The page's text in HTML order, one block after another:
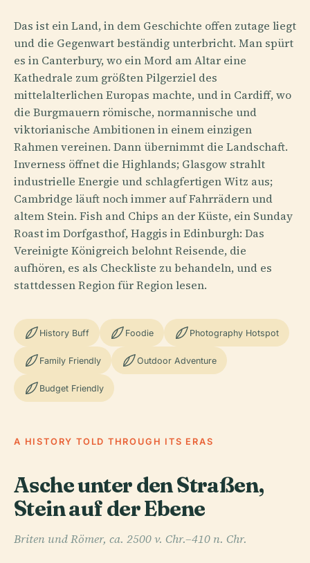
Das ist ein Land, in dem Geschichte offen zutage liegt
und die Gegenwart beständig unterbricht. Man spürt
es in Canterbury, wo ein Mord am Altar eine
Kathedrale zum größten Pilgerziel des
mittelalterlichen Europas machte, und in Cardiff, wo
die Burgmauern römische, normannische und
viktorianische Ambitionen in einem einzigen
Rahmen vereinen. Dann übernimmt die Landschaft.
Inverness öffnet die Highlands; Glasgow strahlt
industrielle Energie und schlagfertigen Witz aus;
Cambridge läuft noch immer auf Fahrrädern und
altem Stein. Fish and Chips an der Küste, ein Sunday
Roast im Dorfgasthof, Haggis in Edinburgh: Das
Vereinigte Königreich belohnt Reisende, die
aufhören, es als Checkliste zu behandeln, und es
stattdessen Region für Region lesen.
History Buff Foodie Photography Hotspot
Family Friendly Outdoor Adventure
Budget Friendly
A HISTORY TOLD THROUGH ITS ERAS
Asche unter den Straßen,
Stein auf der Ebene
Briten und Römer, ca. 2500 v. Chr.–410 n. Chr.